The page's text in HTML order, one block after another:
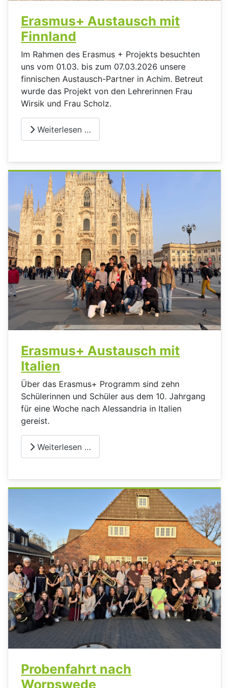
Erasmus+ Austausch mit
Finnland
Im Rahmen des Erasmus + Projekts besuchten
uns vom 01.03. bis zum 07.03.2026 unsere
finnischen Austausch-Partner in Achim. Betreut
wurde das Projekt von den Lehrerinnen Frau
Wirsik und Frau Scholz.
Weiterlesen …
Erasmus+ Austausch mit
Italien
Über das Erasmus+ Programm sind zehn
Schülerinnen und Schüler aus dem 10. Jahrgang
für eine Woche nach Alessandria in Italien
gereist.
Weiterlesen …
Probenfahrt nach
Worpswede